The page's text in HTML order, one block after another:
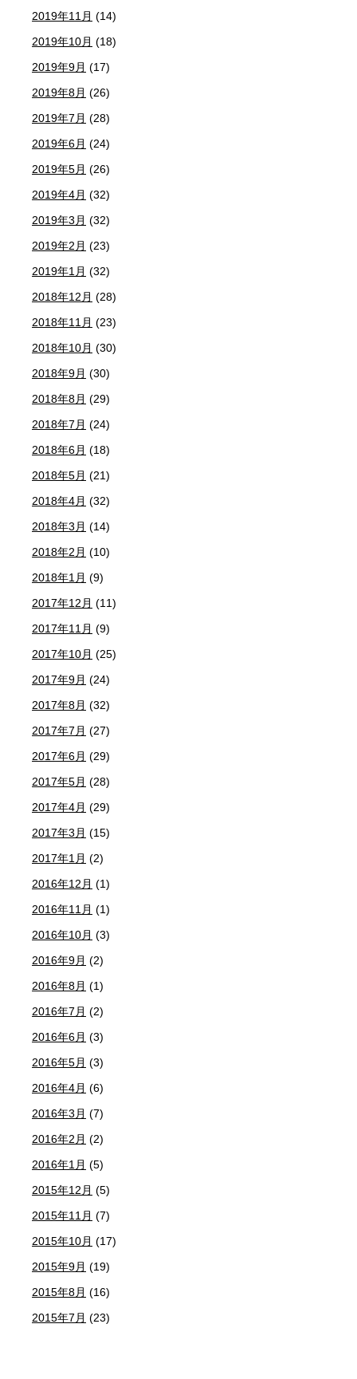
2019年11月 (14)
2019年10月 (18)
2019年9月 (17)
2019年8月 (26)
2019年7月 (28)
2019年6月 (24)
2019年5月 (26)
2019年4月 (32)
2019年3月 (32)
2019年2月 (23)
2019年1月 (32)
2018年12月 (28)
2018年11月 (23)
2018年10月 (30)
2018年9月 (30)
2018年8月 (29)
2018年7月 (24)
2018年6月 (18)
2018年5月 (21)
2018年4月 (32)
2018年3月 (14)
2018年2月 (10)
2018年1月 (9)
2017年12月 (11)
2017年11月 (9)
2017年10月 (25)
2017年9月 (24)
2017年8月 (32)
2017年7月 (27)
2017年6月 (29)
2017年5月 (28)
2017年4月 (29)
2017年3月 (15)
2017年1月 (2)
2016年12月 (1)
2016年11月 (1)
2016年10月 (3)
2016年9月 (2)
2016年8月 (1)
2016年7月 (2)
2016年6月 (3)
2016年5月 (3)
2016年4月 (6)
2016年3月 (7)
2016年2月 (2)
2016年1月 (5)
2015年12月 (5)
2015年11月 (7)
2015年10月 (17)
2015年9月 (19)
2015年8月 (16)
2015年7月 (23)